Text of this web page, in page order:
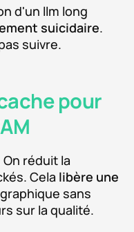
d'un llm long
suicidaire.
suivre.
pour
réduit la
Cela libère une
sans
sur la qualité.